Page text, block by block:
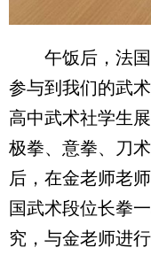
午饭后，法国
参与到我们的武
高中武术社学生
极拳、意拳、刀
后，在金老师老
国武术段位长拳
究，与金老师进行